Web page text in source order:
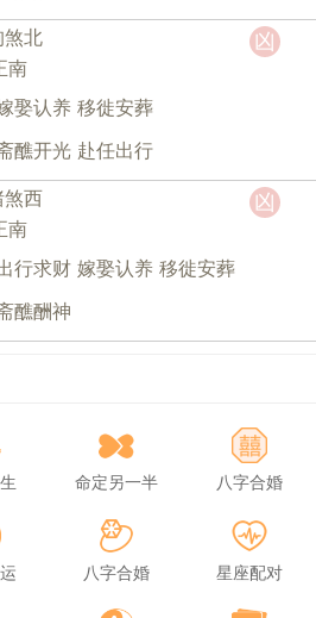
煞北
南
娶认养 移徙安葬
醮开光 赴任出行
凶
煞西
南
行求财 嫁娶认养 移徙安葬
醮酬神
凶
命定另一半 八字合婚
八字合婚 星座配对